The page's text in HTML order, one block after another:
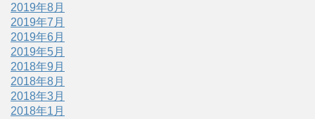
2019年8月
2019年7月
2019年6月
2019年5月
2018年9月
2018年8月
2018年3月
2018年1月